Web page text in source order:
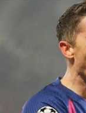
Eğitim
Turizm
Yerel